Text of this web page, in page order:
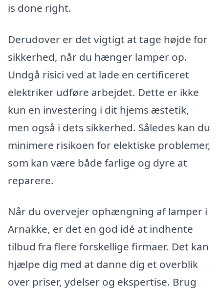
is done right.
Derudover er det vigtigt at tage højde for
sikkerhed, når du hænger lamper op.
Undgå risici ved at lade en certificeret
elektriker udføre arbejdet. Dette er ikke
kun en investering i dit hjems æstetik,
men også i dets sikkerhed. Således kan du
minimere risikoen for elektiske problemer,
som kan være både farlige og dyre at
reparere.
Når du overvejer ophængning af lamper i
Arnakke, er det en god idé at indhente
tilbud fra flere forskellige firmaer. Det kan
hjælpe dig med at danne dig et overblik
over priser, ydelser og ekspertise. Brug